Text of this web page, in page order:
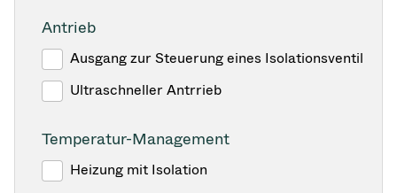
Antrieb
Ausgang zur Steuerung eines Isolationsventil
Ultraschneller Antrrieb
Temperatur-Management
Heizung mit Isolation